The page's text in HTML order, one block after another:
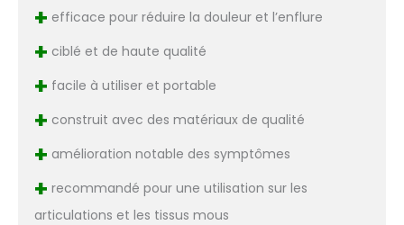
+ efficace pour réduire la douleur et l’enflure
+ ciblé et de haute qualité
+ facile à utiliser et portable
+ construit avec des matériaux de qualité
+ amélioration notable des symptômes
+ recommandé pour une utilisation sur les
articulations et les tissus mous